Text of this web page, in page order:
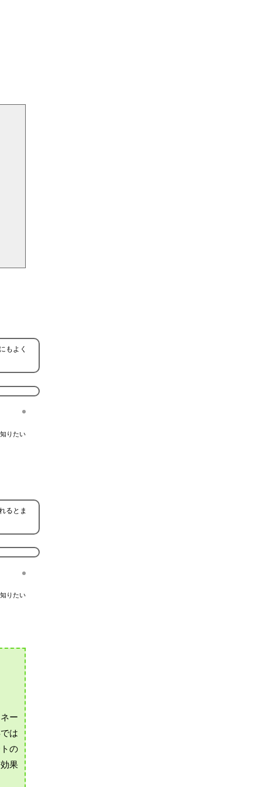
もよく
りたい
るとま
りたい
ー
は
の
果